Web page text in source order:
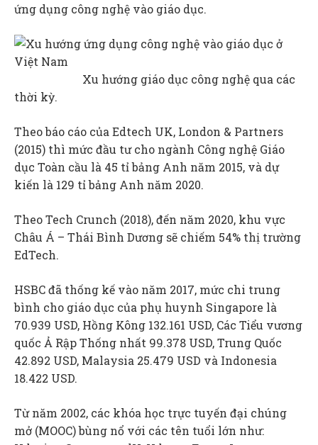
ứng dụng công nghệ vào giáo dục.
Xu hướng giáo dục công nghệ qua các
thời kỳ.
Theo báo cáo của Edtech UK, London & Partners
(2015) thì mức đầu tư cho ngành Công nghệ Giáo
dục Toàn cầu là 45 tỉ bảng Anh năm 2015, và dự
kiến là 129 tỉ bảng Anh năm 2020.
Theo Tech Crunch (2018), đến năm 2020, khu vực
Châu Á – Thái Bình Dương sẽ chiếm 54% thị trường
EdTech.
HSBC đã thống kế vào năm 2017, mức chi trung
bình cho giáo dục của phụ huynh Singapore là
70.939 USD, Hồng Kông 132.161 USD, Các Tiểu vương
quốc Ả Rập Thống nhất 99.378 USD, Trung Quốc
42.892 USD, Malaysia 25.479 USD và Indonesia
18.422 USD.
Từ năm 2002, các khóa học trực tuyến đại chúng
mở (MOOC) bùng nổ với các tên tuổi lớn như: